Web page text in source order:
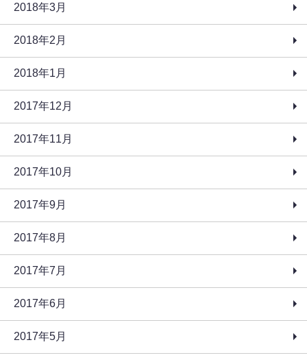
2018年3月
2018年2月
2018年1月
2017年12月
2017年11月
2017年10月
2017年9月
2017年8月
2017年7月
2017年6月
2017年5月